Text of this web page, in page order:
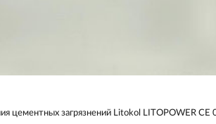
цементных загрязнений Litokol LITOPOWER CE